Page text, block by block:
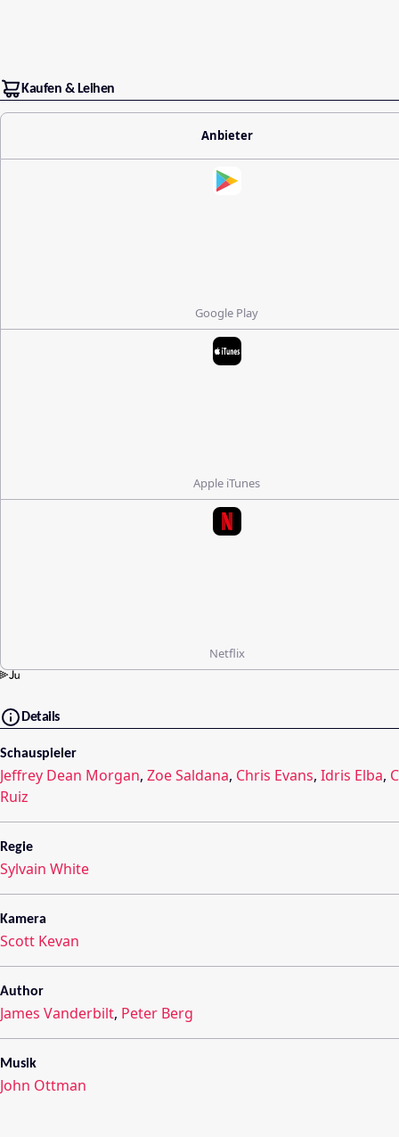
Kaufen & Leihen
Anbieter
Google Play
Apple iTunes
Netflix
Details
Schauspieler
Jeffrey Dean Morgan, Zoe Saldana, Chris Evans, Idris Elba,
Ruiz
Regie
Sylvain White
Kamera
Scott Kevan
Author
James Vanderbilt, Peter Berg
Musik
John Ottman